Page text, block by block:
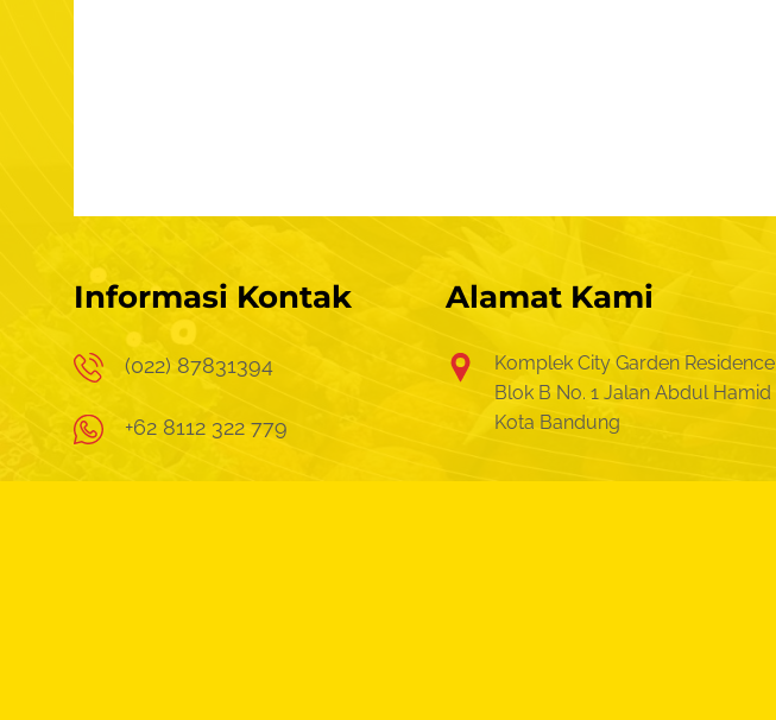
Informasi Kontak
(022) 87831394
+62 8112 322 779
Alamat Kami
Komplek City Garden Residence
Blok B No. 1 Jalan Abdul Hamid
Kota Bandung